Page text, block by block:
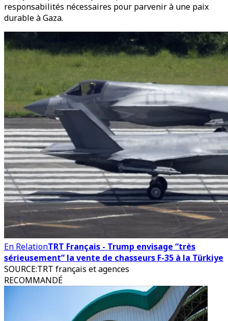
responsabilités nécessaires pour parvenir à une paix
durable à Gaza.
En RelationTRT Français - Trump envisage “très
sérieusement” la vente de chasseurs F-35 à la Türkiye
SOURCE:TRT français et agences
RECOMMANDÉ